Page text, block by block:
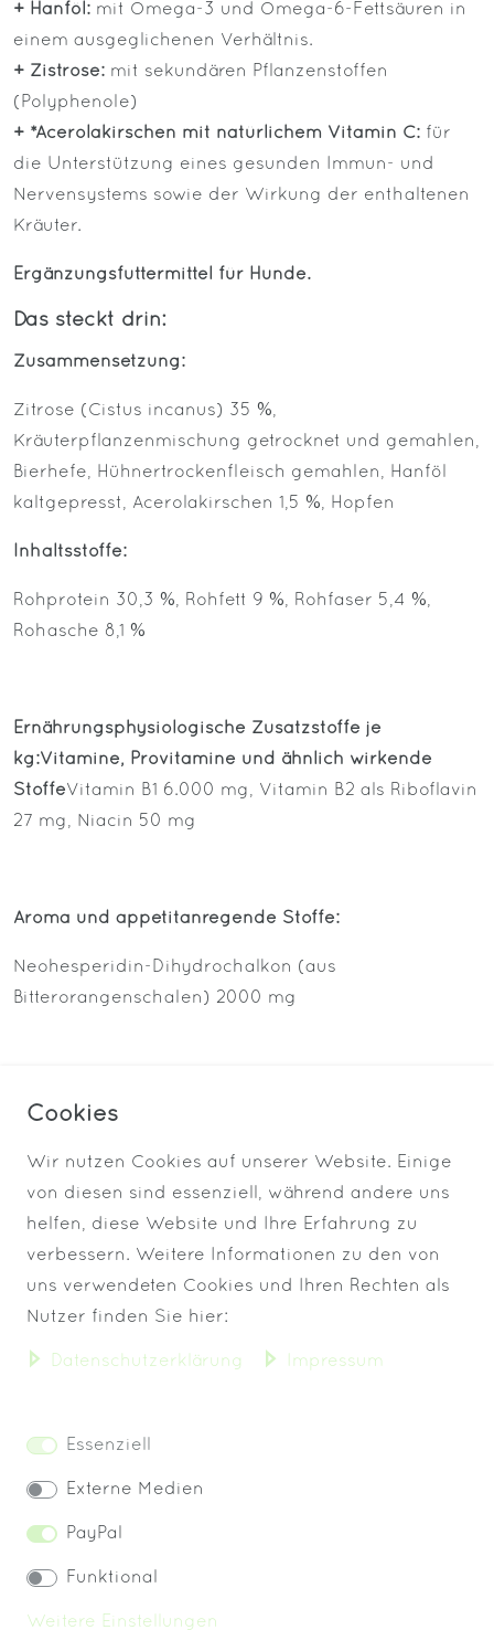
+ Hanföl: mit Omega-3 und Omega-6-Fettsäuren in
einem ausgeglichenen Verhältnis.
+ Zistrose: mit sekundären Pflanzenstoffen
(Polyphenole)
+ *Acerolakirschen mit natürlichem Vitamin C: für
die Unterstützung eines gesunden Immun- und
Nervensystems sowie der Wirkung der enthaltenen
Kräuter.
Ergänzungsfuttermittel für Hunde.
Das steckt drin:
Zusammensetzung:
Zitrose (Cistus incanus) 35 %,
Kräuterpflanzenmischung getrocknet und gemahlen,
Bierhefe, Hühnertrockenfleisch gemahlen, Hanföl
kaltgepresst, Acerolakirschen 1,5 %, Hopfen
Inhaltsstoffe:
Rohprotein 30,3 %, Rohfett 9 %, Rohfaser 5,4 %,
Rohasche 8,1 %
Ernährungsphysiologische Zusatzstoffe je
kg:Vitamine, Provitamine und ähnlich wirkende
StoffeVitamin B1 6.000 mg, Vitamin B2 als Riboflavin
27 mg, Niacin 50 mg
Aroma und appetitanregende Stoffe:
Neohesperidin-Dihydrochalkon (aus
Bitterorangenschalen) 2000 mg
Aminosäuren-Zinkchelat, Hydrat 240 mg
VERSAND BIS 13 UHR
KOSTENLOSER VERSAND
Widerrufs­recht
Cookies
Wir nutzen Cookies auf unserer Website. Einige
von diesen sind essenziell, während andere uns
helfen, diese Website und Ihre Erfahrung zu
verbessern. Weitere Informationen zu den von
uns verwendeten Cookies und Ihren Rechten als
Nutzer finden Sie hier:
Daten­schutz­erklärung Impressum
Essenziell
Externe Medien
PayPal
Funktional
Weitere Einstellungen